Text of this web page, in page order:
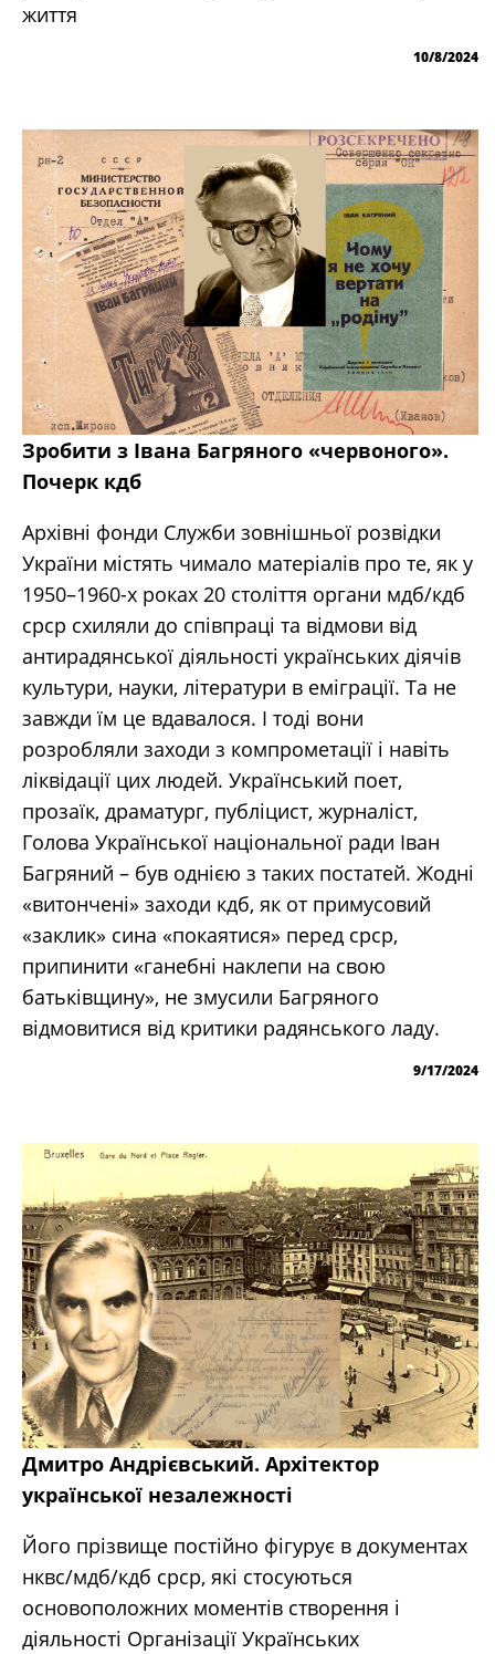
життя
10/8/2024
Зробити з Івана Багряного «червоного».
Почерк кдб
Архівні фонди Служби зовнішньої розвідки
України містять чимало матеріалів про те, як у
1950–1960-х роках 20 століття органи мдб/кдб
срср схиляли до співпраці та відмови від
антирадянської діяльності українських діячів
культури, науки, літератури в еміграції. Та не
завжди їм це вдавалося. І тоді вони
розробляли заходи з компрометації і навіть
ліквідації цих людей. Український поет,
прозаїк, драматург, публіцист, журналіст,
Голова Української національної ради Іван
Багряний – був однією з таких постатей. Жодні
«витончені» заходи кдб, як от примусовий
«заклик» сина «покаятися» перед срср,
припинити «ганебні наклепи на свою
батьківщину», не змусили Багряного
відмовитися від критики радянського ладу.
9/17/2024
Дмитро Андрієвський. Архітектор
української незалежності
Його прізвище постійно фігурує в документах
нквс/мдб/кдб срср, які стосуються
основоположних моментів створення і
діяльності Організації Українських